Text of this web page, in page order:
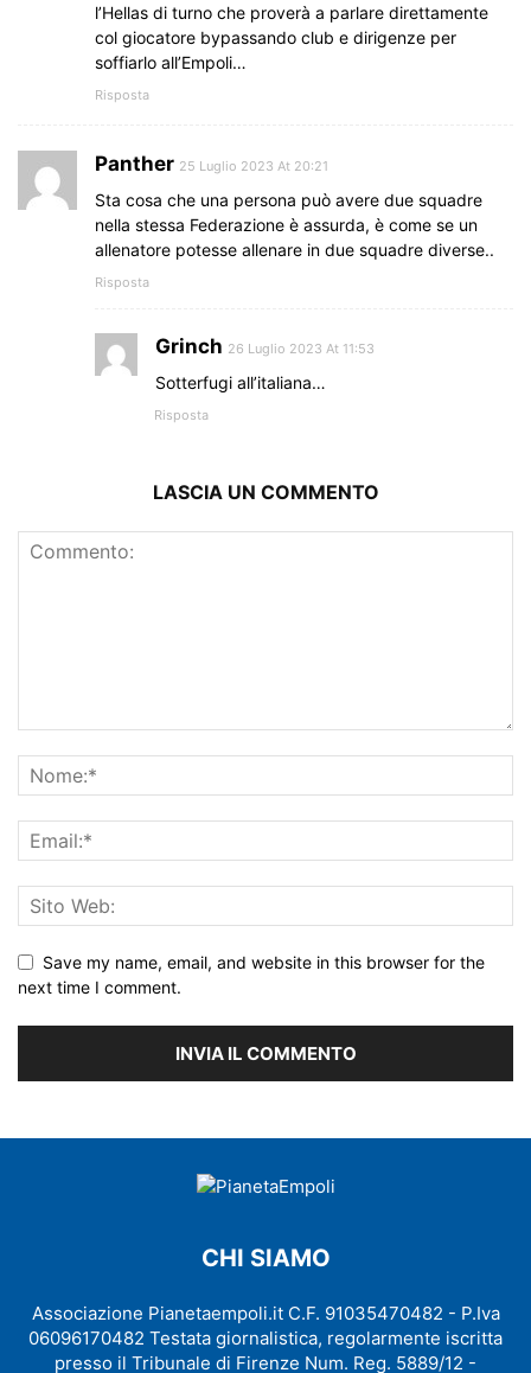
l’Hellas di turno che proverà a parlare direttamente
col giocatore bypassando club e dirigenze per
soffiarlo all’Empoli…
Risposta
Panther 25 Luglio 2023 At 20:21
Sta cosa che una persona può avere due squadre
nella stessa Federazione è assurda, è come se un
allenatore potesse allenare in due squadre diverse..
Risposta
Grinch 26 Luglio 2023 At 11:53
Sotterfugi all’italiana…
Risposta
LASCIA UN COMMENTO
Save my name, email, and website in this browser for the
next time I comment.
CHI SIAMO
Associazione Pianetaempoli.it C.F. 91035470482 - P.Iva
06096170482 Testata giornalistica, regolarmente iscritta
presso il Tribunale di Firenze Num. Reg. 5889/12 -